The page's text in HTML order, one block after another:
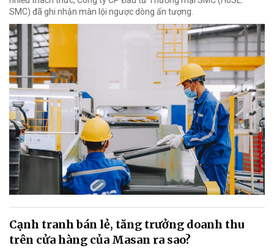
SMC) đã ghi nhận màn lội ngược dòng ấn tượng.
Cạnh tranh bán lẻ, tăng trưởng doanh thu
trên cửa hàng của Masan ra sao?